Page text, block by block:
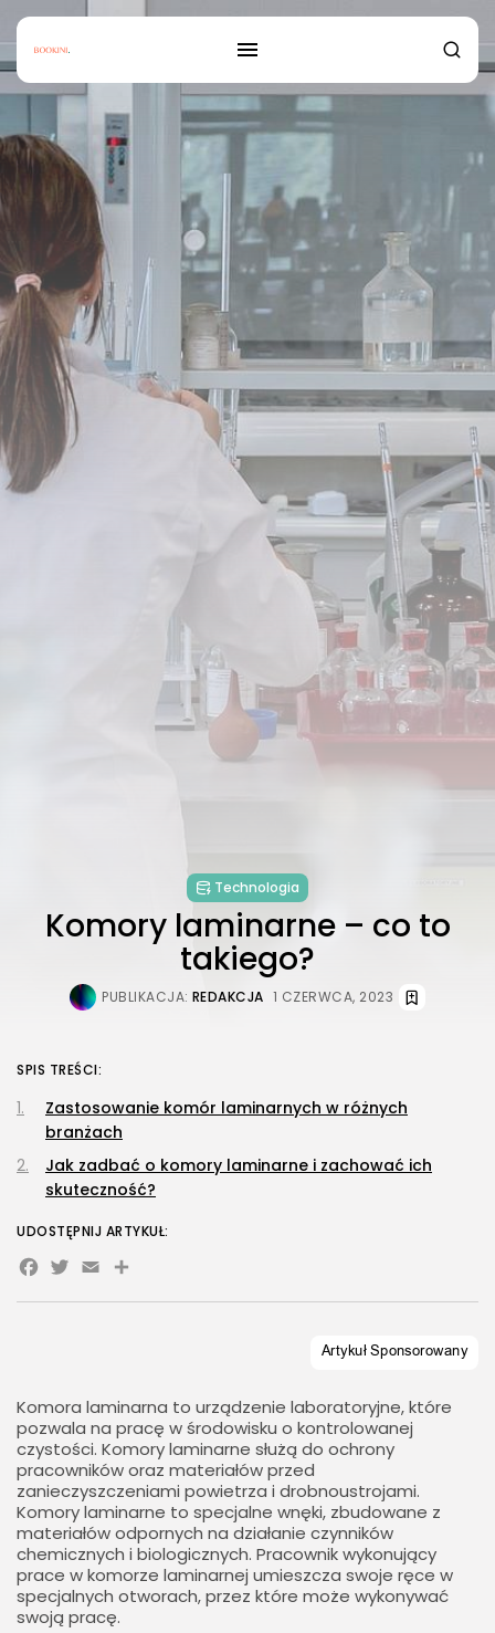
Technologia
Komory laminarne – co to
takiego?
PUBLIKACJA: REDAKCJA 1 CZERWCA, 2023
Komora laminarna to urządzenie laboratoryjne, które
pozwala na pracę w środowisku o kontrolowanej
czystości. Komory laminarne służą do ochrony
pracowników oraz materiałów przed
zanieczyszczeniami powietrza i drobnoustrojami.
Komory laminarne to specjalne wnęki, zbudowane z
materiałów odpornych na działanie czynników
chemicznych i biologicznych. Pracownik wykonujący
prace w komorze laminarnej umieszcza swoje ręce w
specjalnych otworach, przez które może wykonywać
swoją pracę.
SPIS TREŚCI:
Zastosowanie komór laminarnych w różnych
branżach
Jak zadbać o komory laminarne i zachować ich
skuteczność?
UDOSTĘPNIJ ARTYKUŁ:
Facebook
Twitter
EmailShare